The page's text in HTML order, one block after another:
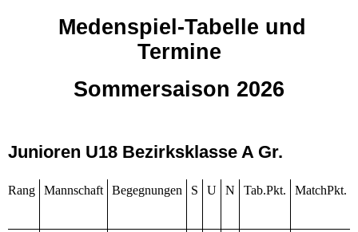
Medenspiel-Tabelle und
Termine
Sommersaison 2026
Junioren U18 Bezirksklasse A Gr.
Rang Mannschaft Begegnungen S U N Tab.Pkt. MatchPkt.